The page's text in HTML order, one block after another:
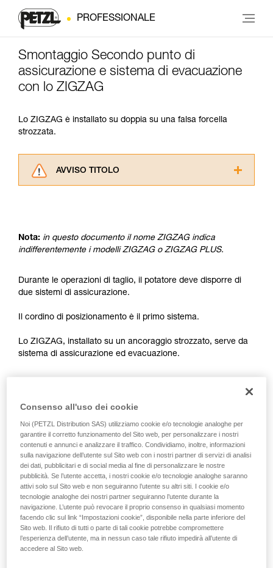
PROFESSIONALE
Smontaggio Secondo punto di
assicurazione e sistema di evacuazione
con lo ZIGZAG
Lo ZIGZAG è installato su doppia su una falsa forcella
strozzata.
AVVISO TITOLO
capire queste ulteriori informazioni.
La padronanza di queste tecniche richiede una
Verificate con un professionista la vostra
capacità di rifare la manovra, da soli, in piena
Forniamo esempi di tecniche relative alla vostra
vengono qui descritte.
Nota: in questo documento il nome ZIGZAG indica
indifferentemente i modelli ZIGZAG o ZIGZAG PLUS.
Durante le operazioni di taglio, il potatore deve disporre di
due sistemi di assicurazione.
Il cordino di posizionamento è il primo sistema.
Lo ZIGZAG, installato su un ancoraggio strozzato, serve da
sistema di assicurazione ed evacuazione.
posizionamento dello ZIGZAG.
- Installazione bassa dello ZIGZAG (a livello della ginocchia):
in caso di rottura del cordino di posizionamento, rischio di
una conseguente caduta (forza di arresto superiore a 6 kN).
Consenso all'uso dei cookie
Noi (PETZL Distribution SAS) utilizziamo cookie e/o tecnologie analoghe per
garantire il corretto funzionamento del Sito web, per personalizzare i nostri
contenuti e annunci e analizzare il traffico. Condividiamo, inoltre, informazioni
sulla navigazione dell’utente sul Sito web con i nostri partner di servizi di analisi
dei dati, pubblicitari e di social media al fine di personalizzare le nostre
pubblicità. Se l’utente accetta, i nostri cookie e/o tecnologie analoghe saranno
attivi solo sul Sito web e non seguiranno l’utente su altri siti. I cookie e/o
tecnologie analoghe dei nostri partner seguiranno l’utente durante la
navigazione. L’utente può revocare il proprio consenso in qualsiasi momento
facendo clic sul link “Impostazioni cookie”, disponibile nella parte inferiore del
Sito web. Il rifiuto di tutti o parte di tali cookie potrebbe compromettere
l’esperienza dell’utente, ma in nessun caso tale rifiuto impedirà all’utente di
accedere al Sito web.